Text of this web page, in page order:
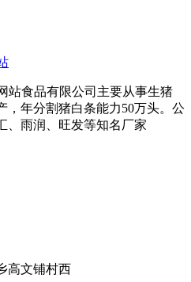
站食品有限公司主要从事生猪
，年分割猪白条能力50万头。公
、雨润、旺发等知名厂家
高文铺村西